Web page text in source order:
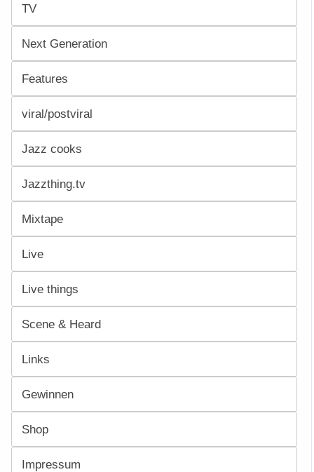
TV
Next Generation
Features
viral/postviral
Jazz cooks
Jazzthing.tv
Mixtape
Live
Live things
Scene & Heard
Links
Gewinnen
Shop
Impressum